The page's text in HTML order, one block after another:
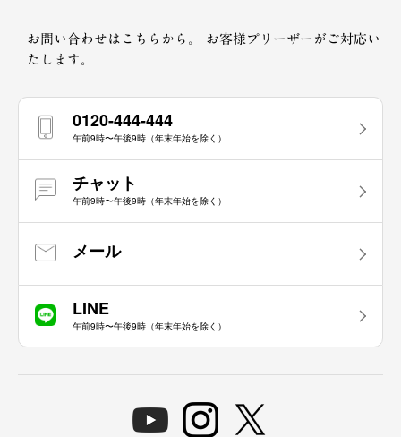
お問い合わせはこちらから。
お客様プリーザーがご対応い
たします。
0120-444-444
午前9時〜午後9時（年末年始を除く）
チャット
午前9時〜午後9時（年末年始を除く）
メール
LINE
午前9時〜午後9時（年末年始を除く）